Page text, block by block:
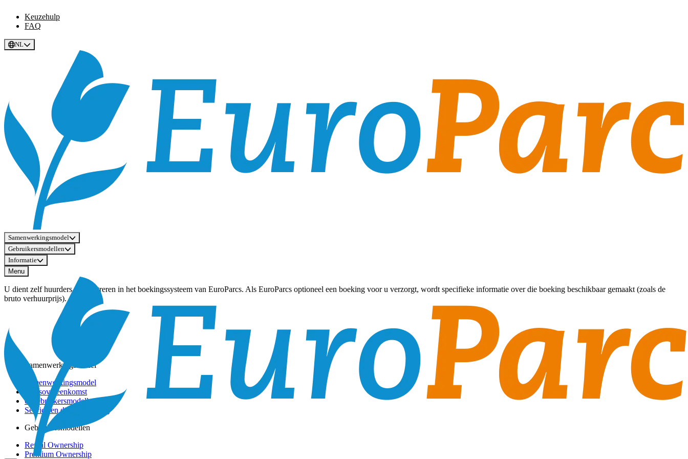
Keuzehulp
FAQ
NL
Samenwerkingsmodel
Gebruikersmodellen
Informatie
Menu
U dient zelf huurders te registreren in het boekingssysteem van EuroParcs. Als EuroParcs optioneel een boeking voor u verzorgt, wordt specifieke informatie over die boeking beschikbaar gemaakt (zoals de
bruto verhuurprijs).
Samenwerkingsmodel
Samenwerkingsmodel
Basisovereenkomst
6 Gebruikersmodellen
Service en dienstverlening
Gebruikersmodellen
Rental Ownership
Premium Ownership